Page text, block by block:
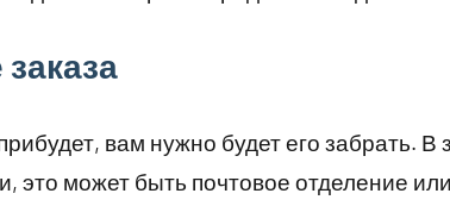
вам нужно будет его забрать.
это может быть почтовое отделение